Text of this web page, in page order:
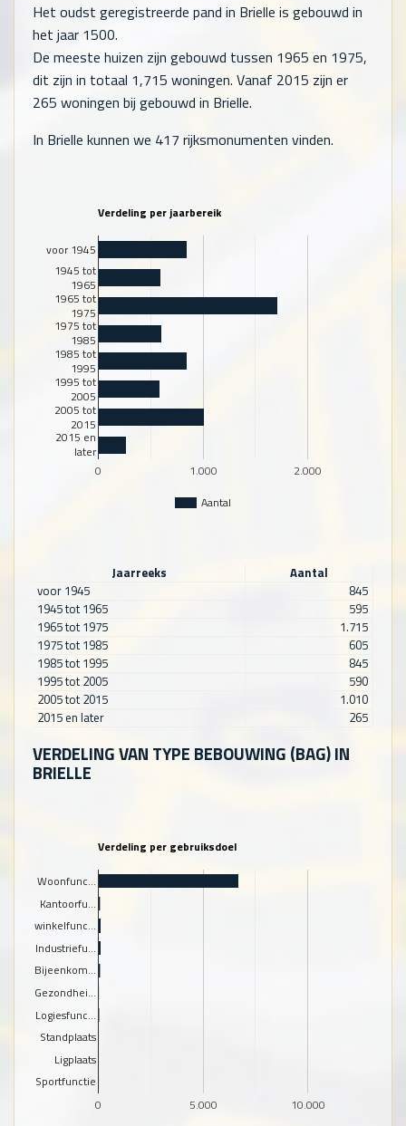
Het oudst geregistreerde pand in Brielle is gebouwd in
het jaar 1500.
De meeste huizen zijn gebouwd tussen 1965 en 1975,
dit zijn in totaal 1,715 woningen. Vanaf 2015 zijn er
265 woningen bij gebouwd in Brielle.
In Brielle kunnen we 417 rijksmonumenten vinden.
Verdeling per jaarbereik
Aantal
0 1.000 2.000
voor 1945
1945 tot
1965
1965 tot
1975
1975 tot
1985
1985 tot
1995
1995 tot
2005
2005 tot
2015
2015 en
later
Jaarreeks
Aantal
voor 1945
845
1945 tot 1965
595
1965 tot 1975
1.715
1975 tot 1985
605
1985 tot 1995
845
1995 tot 2005
590
2005 tot 2015
1.010
2015 en later
265
VERDELING VAN TYPE BEBOUWING (BAG) IN
BRIELLE
Verdeling per gebruiksdoel
0 5.000 10.000
Woonfunc…
Kantoorfu…
winkelfunc…
Industriefu…
Bijeenkom…
Gezondhei…
Logiesfunc…
Standplaats
Ligplaats
Sportfunctie